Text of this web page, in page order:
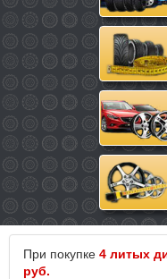
При покупке 4 литых
руб.